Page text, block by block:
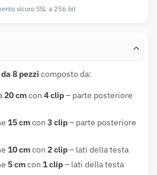
sicuro SSL a 256 bit
8 pezzi composto da:
20 cmcon 4 clip– parte posteriore
15 cmcon 3 clip– parte posteriore
10 cmcon 2 clip– lati della testa
5 cmcon 1 clip– lati della testa